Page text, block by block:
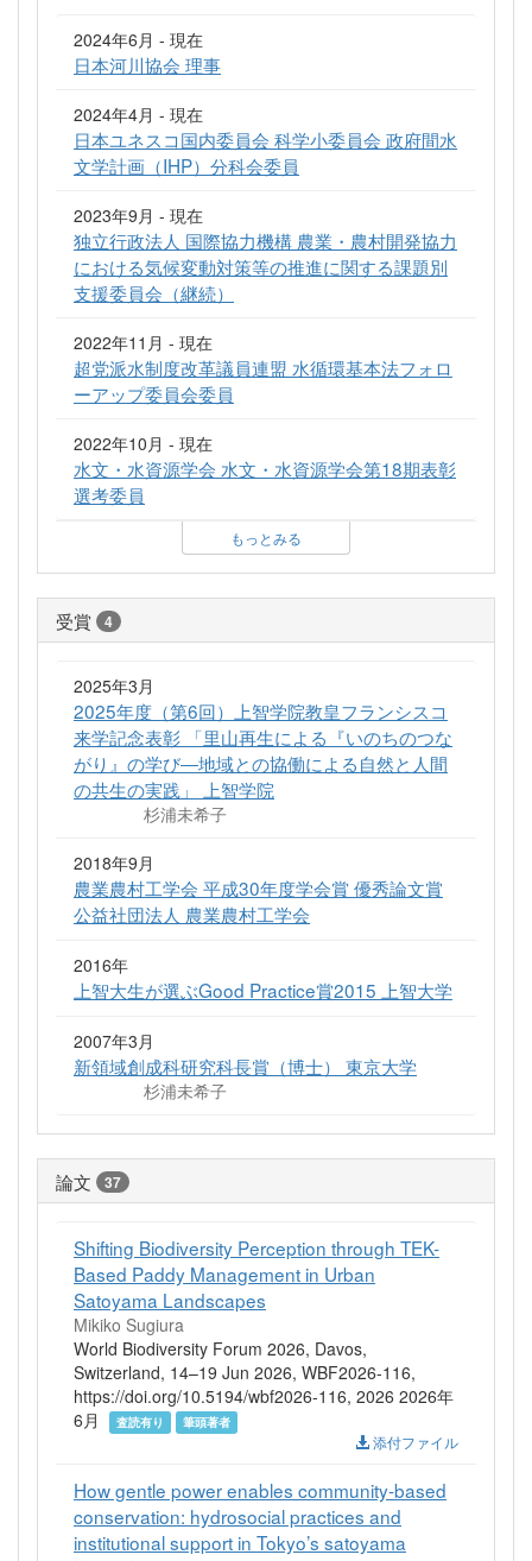
2024年6月 - 現在
日本河川協会 理事
2024年4月 - 現在
日本ユネスコ国内委員会 科学小委員会 政府間水
文学計画（IHP）分科会委員
2023年9月 - 現在
独立行政法人 国際協力機構 農業・農村開発協力
における気候変動対策等の推進に関する課題別
支援委員会（継続）
2022年11月 - 現在
超党派水制度改革議員連盟 水循環基本法フォロ
ーアップ委員会委員
2022年10月 - 現在
水文・水資源学会 水文・水資源学会第18期表彰
選考委員
もっとみる
受賞 4
2025年3月
2025年度（第6回）上智学院教皇フランシスコ
来学記念表彰 「里山再生による『いのちのつな
がり』の学び―地域との協働による自然と人間
の共生の実践」 上智学院
杉浦未希子
2018年9月
農業農村工学会 平成30年度学会賞 優秀論文賞
公益社団法人 農業農村工学会
2016年
上智大生が選ぶGood Practice賞2015 上智大学
2007年3月
新領域創成科研究科長賞（博士） 東京大学
杉浦未希子
論文 37
Shifting Biodiversity Perception through TEK-
Based Paddy Management in Urban
Satoyama Landscapes
Mikiko Sugiura
World Biodiversity Forum 2026, Davos,
Switzerland, 14–19 Jun 2026, WBF2026-116,
https://doi.org/10.5194/wbf2026-116, 2026 2026年
6月
査読有り 筆頭著者
添付ファイル
How gentle power enables community-based
conservation: hydrosocial practices and
institutional support in Tokyo’s satoyama